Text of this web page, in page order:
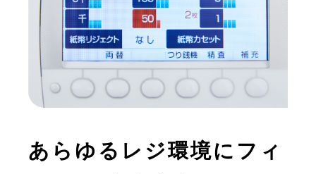
あらゆるレジ環境にフィ